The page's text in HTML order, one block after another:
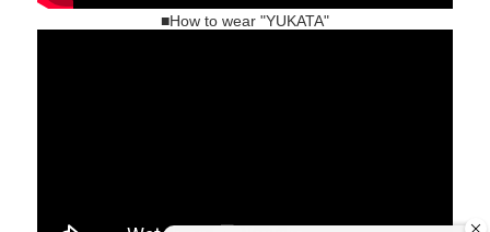
■How to wear "YUKATA"